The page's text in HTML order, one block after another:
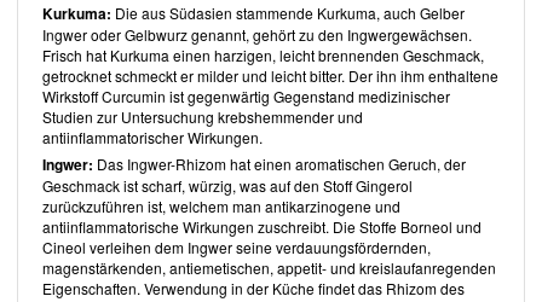
hilfreiche Ergänzung.
Nudeln, Reis und Getreide kommen ausschliesslich als Vollkorn vor.
Etwa ein Drittel der Rezepte enthalten Hülsenfrüchte, wobei es dem
Leser im Allgemeinen zur Auswahl steht, diese selbst zu kochen oder
auf Konserven zurückzugreifen. Praktisch ist, dass die in den
Grundrezepten aufgeführten Rezepte, wie Dattelsirup und
Gemüsebrühe, bei den Gerichten zum Einsatz kommen. An anderen
Stellen jedoch kommen leider Fertigprodukte, wie Tortillas, Brot und
Konserven, hauptsächlich stückige Tomaten, anstelle von
unverarbeiteten Produkten zum Einsatz. Zum Würzen greift
Michael Gregerbei der Hälfte der Rezepte auf Misopaste zurück.
Hefeflocken und Tahini sind ebenfalls oft Bestandteil der
Rezepte. Eine noch konsequentere Verfolgung, im Hinblick auf die
Verwendung unverarbeiteter Produkte, wäre wünschenswert.
Kurkuma: Die aus Südasien stammende Kurkuma, auch Gelber
Ingwer oder Gelbwurz genannt, gehört zu den Ingwergewächsen.
Frisch hat Kurkuma einen harzigen, leicht brennenden Geschmack,
getrocknet schmeckt er milder und leicht bitter. Der ihn ihm enthaltene
Wirkstoff Curcumin ist gegenwärtig Gegenstand medizinischer
Studien zur Untersuchung krebshemmender und
antiinflammatorischer Wirkungen.
Ingwer: Das Ingwer-Rhizom hat einen aromatischen Geruch, der
Geschmack ist scharf, würzig, was auf den Stoff Gingerol
zurückzuführen ist, welchem man antikarzinogene und
antiinflammatorische Wirkungen zuschreibt. Die Stoffe Borneol und
Cineol verleihen dem Ingwer seine verdauungsfördernden,
magenstärkenden, antiemetischen, appetit- und kreislaufanregenden
Eigenschaften. Verwendung in der Küche findet das Rhizom des